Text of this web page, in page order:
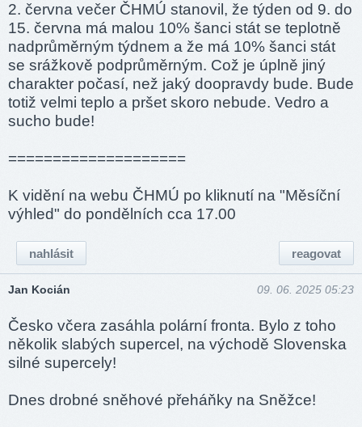
2. června večer ČHMÚ stanovil, že týden od 9. do
15. června má malou 10% šanci stát se teplotně
nadprůměrným týdnem a že má 10% šanci stát
se srážkově podprůměrným. Což je úplně jiný
charakter počasí, než jaký doopravdy bude. Bude
totiž velmi teplo a pršet skoro nebude. Vedro a
sucho bude!
====­======­======­====
K vidění na webu ČHMÚ po kliknutí na "Měsíční
výhled" do pondělních cca 17.00
reagovat
nahlásit
Jan Kocián 09. 06. 2025 05:23
Česko včera zasáhla polární fronta. Bylo z toho
několik slabých supercel, na východě Slovenska
silné supercely!
Dnes drobné sněhové přeháňky na Sněžce!